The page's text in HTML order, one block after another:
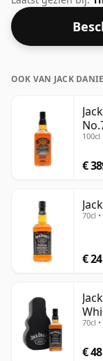
OOK VAN JACK
100cl
€
70cl
€ 24
70cl
€ 48